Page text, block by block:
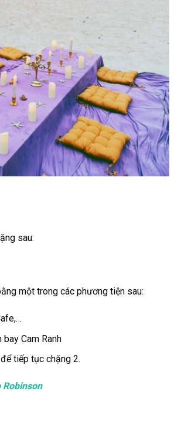
sau:
một trong các phương tiện sau:
Cam Ranh
tiếp tục chặng 2.